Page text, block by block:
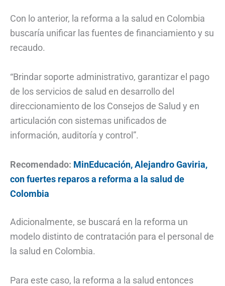
Con lo anterior, la reforma a la salud en Colombia
buscaría unificar las fuentes de financiamiento y su
recaudo.
“Brindar soporte administrativo, garantizar el pago
de los servicios de salud en desarrollo del
direccionamiento de los Consejos de Salud y en
articulación con sistemas unificados de
información, auditoría y control”.
Recomendado: MinEducación, Alejandro Gaviria,
con fuertes reparos a reforma a la salud de
Colombia
Adicionalmente, se buscará en la reforma un
modelo distinto de contratación para el personal de
la salud en Colombia.
Para este caso, la reforma a la salud entonces